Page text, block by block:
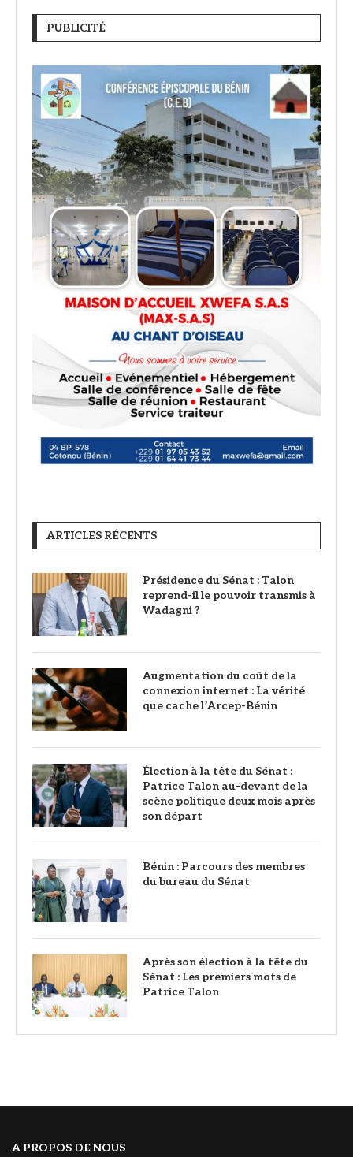
PUBLICITÉ
ARTICLES RÉCENTS
Présidence du Sénat : Talon
reprend-il le pouvoir transmis à
Wadagni ?
Augmentation du coût de la
connexion internet : La vérité
que cache l’Arcep-Bénin
Élection à la tête du Sénat :
Patrice Talon au-devant de la
scène politique deux mois après
son départ
Bénin : Parcours des membres
du bureau du Sénat
Après son élection à la tête du
Sénat : Les premiers mots de
Patrice Talon
A PROPOS DE NOUS